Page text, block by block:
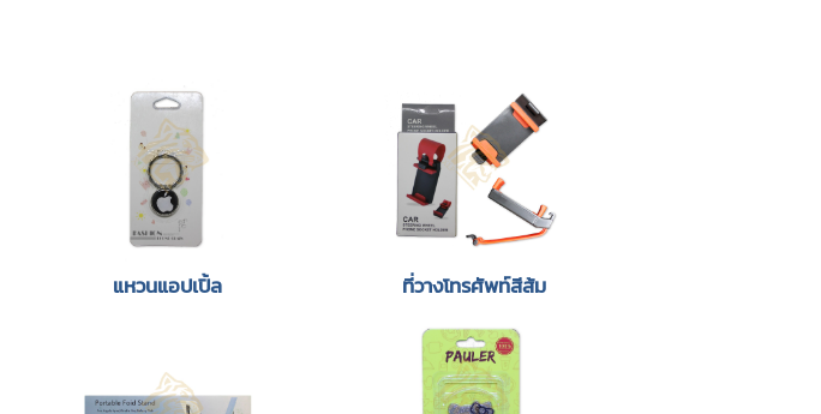
แหวนแอปเปิ้ล ที่วางโทรศัพท์สีส้ม